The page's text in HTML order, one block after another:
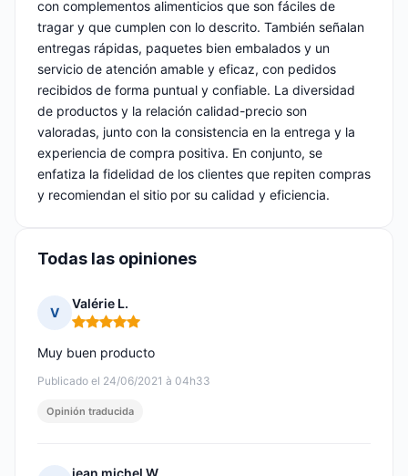
con complementos alimenticios que son fáciles de
tragar y que cumplen con lo descrito. También señalan
entregas rápidas, paquetes bien embalados y un
servicio de atención amable y eficaz, con pedidos
recibidos de forma puntual y confiable. La diversidad
de productos y la relación calidad-precio son
valoradas, junto con la consistencia en la entrega y la
experiencia de compra positiva. En conjunto, se
enfatiza la fidelidad de los clientes que repiten compras
y recomiendan el sitio por su calidad y eficiencia.
Todas las opiniones
V
Valérie L.
Nota: 5 de 5
Publicado el 24/06/2021 à 04h33
Muy buen producto
Opinión traducida